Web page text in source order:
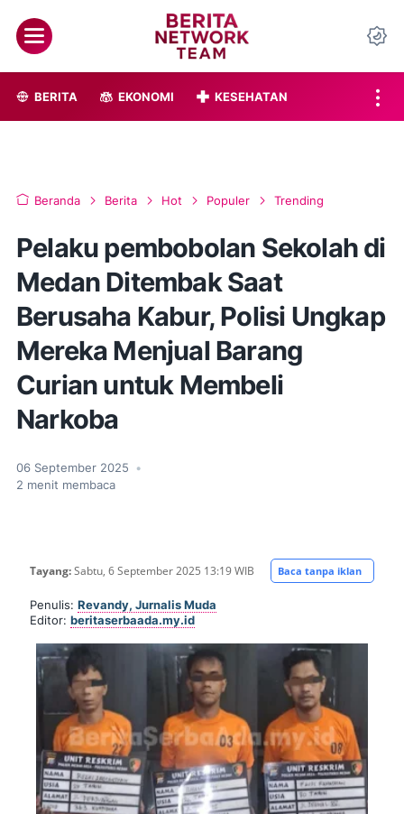
BERITA EKONOMI KESEHATAN
Beranda Berita Hot Populer Trending
Pelaku pembobolan Sekolah di
Medan Ditembak Saat
Berusaha Kabur, Polisi Ungkap
Mereka Menjual Barang
Curian untuk Membeli
Narkoba
06 September 2025
•
2 menit membaca
Tayang:Sabtu, 6 September 2025 13:19 WIB Baca tanpa iklan
Penulis: Revandy, Jurnalis Muda
Editor: beritaserbaada.my.id